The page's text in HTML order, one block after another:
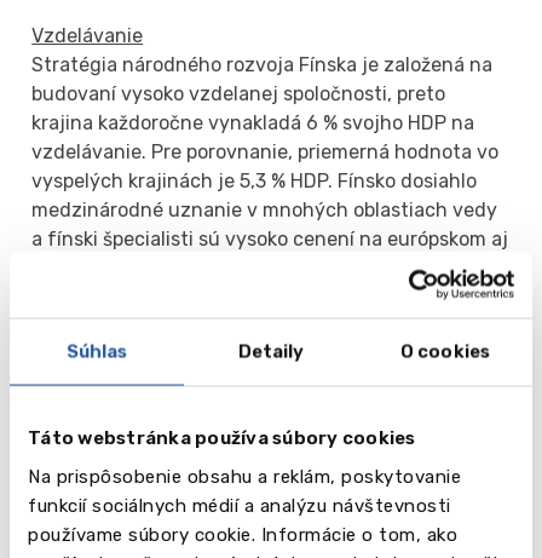
Súhlas Detaily O cookies
Táto webstránka používa súbory cookies
Na prispôsobenie obsahu a reklám, poskytovanie
funkcií sociálnych médií a analýzu návštevnosti
používame súbory cookie. Informácie o tom, ako
Vzdelávanie
Stratégia národného rozvoja Fínska je založená na
budovaní vysoko vzdelanej spoločnosti, preto
krajina každoročne vynakladá 6 % svojho HDP na
vzdelávanie. Pre porovnanie, priemerná hodnota vo
vyspelých krajinách je 5,3 % HDP. Fínsko dosiahlo
medzinárodné uznanie v mnohých oblastiach vedy
a fínski špecialisti sú vysoko cenení na európskom aj
najlepších miest na získanie vysokoškolského
vzdelania. Fínske univerzity si stabilne udržiavajú
rebríčkoch. Študenti oceňujú najmä kvalitu výučby,
bezpečné a priateľské prostredie, ako aj výborné
podmienky na štúdium a bývanie.